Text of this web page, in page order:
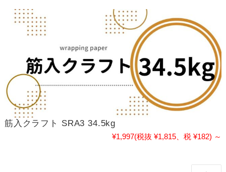
筋入クラフト SRA3 34.5kg
¥1,997(税抜 ¥1,815、税 ¥182) ～